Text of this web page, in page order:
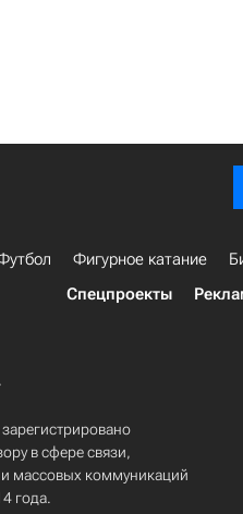
Фигурное катание
Спецпроекты
в сфере связи,
массовых коммуникаций
года.